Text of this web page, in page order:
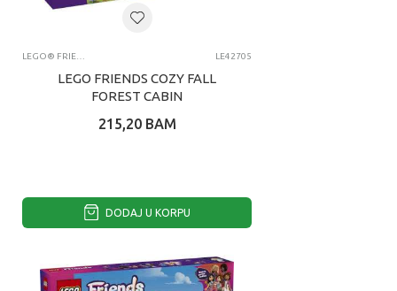
LEGO® FRIENDS LE42705
LEGO FRIENDS COZY FALL
FOREST CABIN
215,20 BAM
DODAJ U KORPU